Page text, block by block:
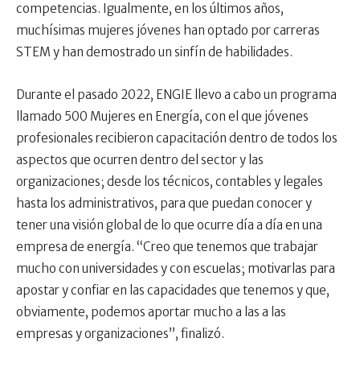
competencias. Igualmente, en los últimos años,
muchísimas mujeres jóvenes han optado por carreras
STEM y han demostrado un sinfín de habilidades.
Durante el pasado 2022, ENGIE llevo a cabo un programa
llamado 500 Mujeres en Energía, con el que jóvenes
profesionales recibieron capacitación dentro de todos los
aspectos que ocurren dentro del sector y las
organizaciones; desde los técnicos, contables y legales
hasta los administrativos, para que puedan conocer y
tener una visión global de lo que ocurre día a día en una
empresa de energía. “Creo que tenemos que trabajar
mucho con universidades y con escuelas; motivarlas para
apostar y confiar en las capacidades que tenemos y que,
obviamente, podemos aportar mucho a las a las
empresas y organizaciones”, finalizó.